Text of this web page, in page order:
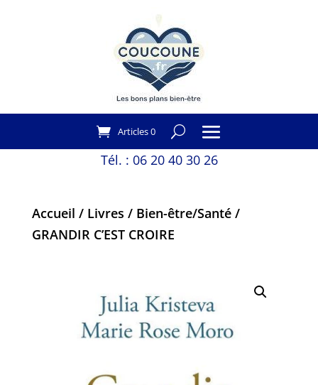
Articles 0
Tél. : 06 20 40 30 26
Accueil / Livres / Bien-être/Santé/
GRANDIR C’EST CROIRE